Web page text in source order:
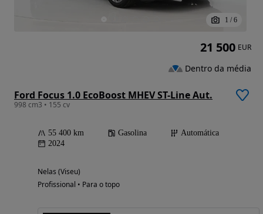
1 / 6
Ford Focus 1.0 EcoBoost MHEV ST-Line Aut.
998 cm3 • 155 cv
55 400 km Gasolina
Automática
2024
Nelas (Viseu)
Profissional • Para o topo
21 500 EUR
Dentro da média